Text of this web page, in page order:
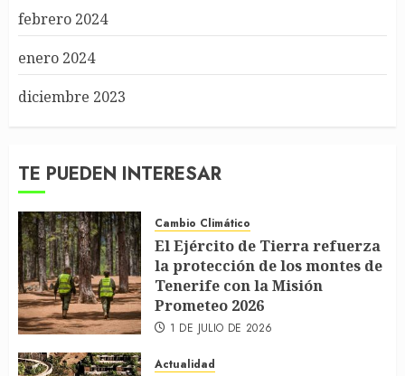
febrero 2024
enero 2024
diciembre 2023
TE PUEDEN INTERESAR
Cambio Climático
El Ejército de Tierra refuerza
la protección de los montes de
Tenerife con la Misión
Prometeo 2026
1 DE JULIO DE 2026
Actualidad